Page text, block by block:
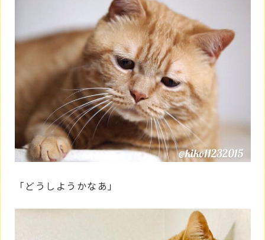
「どうしようかなあ」